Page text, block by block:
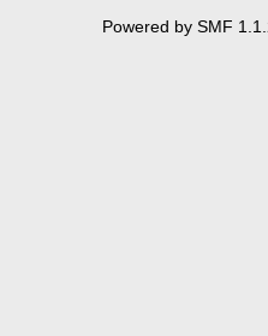
Powered by SMF